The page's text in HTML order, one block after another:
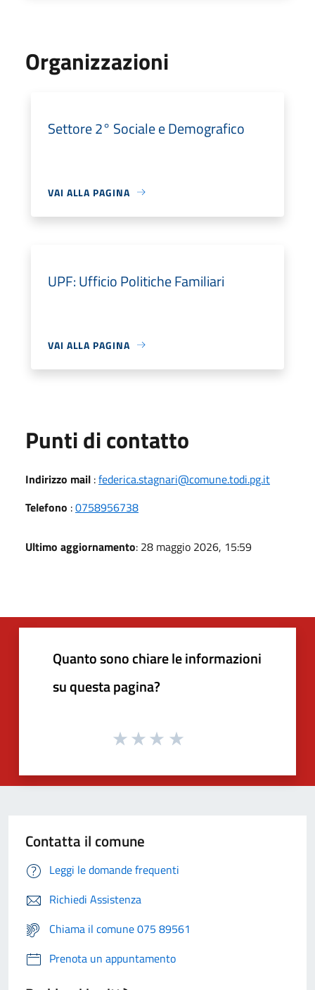
Organizzazioni
Settore 2° Sociale e Demografico
VAI ALLA PAGINA
UPF: Ufficio Politiche Familiari
VAI ALLA PAGINA
Punti di contatto
Indirizzo mail :federica.stagnari@comune.todi.pg.it
Telefono :0758956738
Ultimo aggiornamento: 28 maggio 2026, 15:59
Quanto sono chiare le informazioni
su questa pagina?
Contatta il comune
Leggi le domande frequenti
Richiedi Assistenza
Chiama il comune 075 89561
Prenota un appuntamento